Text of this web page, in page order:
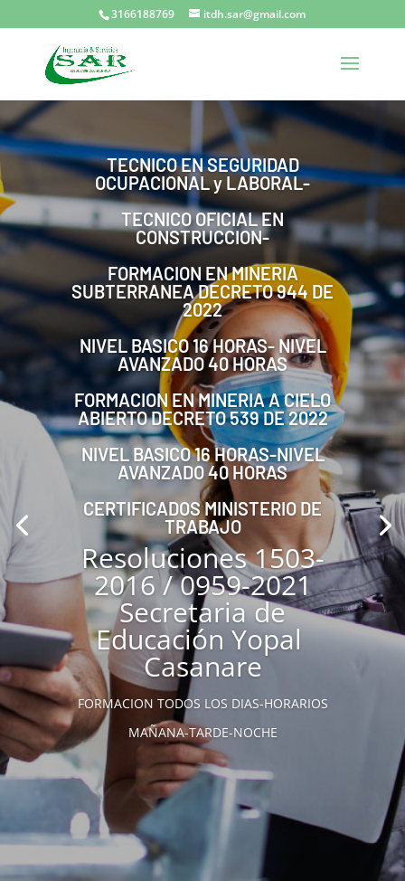
3166188769 itdh.sar@gmail.com
TECNICO EN SEGURIDAD
OCUPACIONAL y LABORAL-
TECNICO OFICIAL EN
CONSTRUCCION-
FORMACION EN MINERIA
SUBTERRANEA DECRETO 944 DE
2022
NIVEL BASICO 16 HORAS- NIVEL
AVANZADO 40 HORAS
FORMACION EN MINERIA A CIELO
ABIERTO DECRETO 539 DE 2022
NIVEL BASICO 16 HORAS-NIVEL
AVANZADO 40 HORAS
CERTIFICADOS MINISTERIO DE
TRABAJO
Resoluciones 1503-
2016 / 0959-2021
Secretaria de
Educación Yopal
Casanare
FORMACION TODOS LOS DIAS-HORARIOS
MAÑANA-TARDE-NOCHE